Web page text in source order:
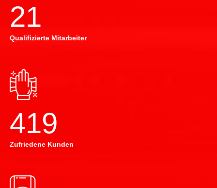
22
Qualifizierte Mitarbeiter
420
Zufriedene Kunden